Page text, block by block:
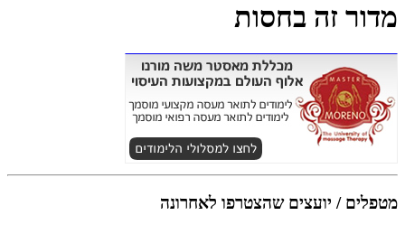
מדור זה בחסות
מטפלים / יועצים שהצטרפו לאחרונה